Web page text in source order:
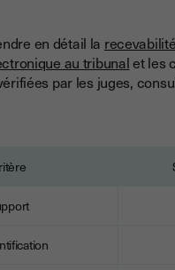
en détail la
au tribunalet les
par les juges,